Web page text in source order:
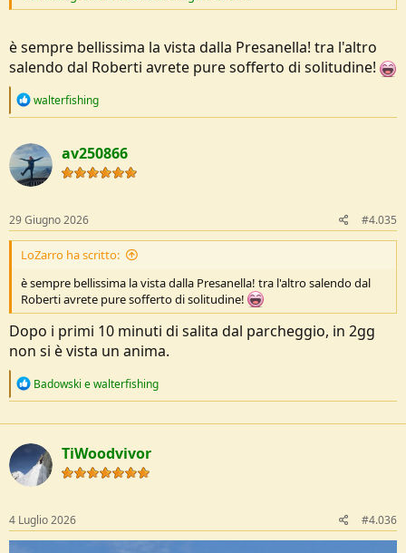
è sempre bellissima la vista dalla Presanella! tra l'altro
salendo dal Roberti avrete pure sofferto di solitudine!
R
c
t
i
o
s
:
walterfishing
av250866
29 Giugno 2026 #4.035
LoZarro ha scritto:
è sempre bellissima la vista dalla Presanella! tra l'altro salendo dal
Roberti avrete pure sofferto di solitudine!
Dopo i primi 10 minuti di salita dal parcheggio, in 2gg
non si è vista un anima.
R
c
t
o
n
Badowski ewalterfishing
TiWoodvivor
4 Luglio 2026 #4.036